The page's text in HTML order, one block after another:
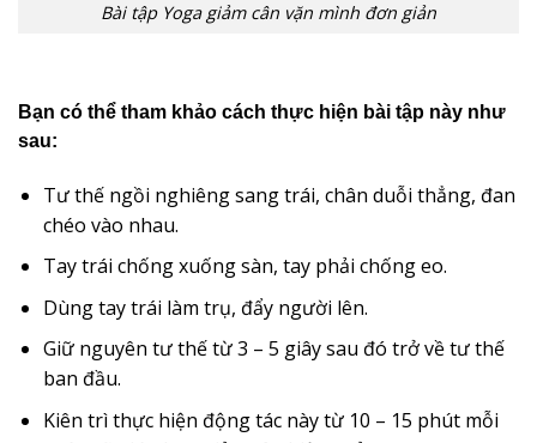
Bài tập Yoga giảm cân vặn mình đơn giản
Bạn có thể tham khảo cách thực hiện bài tập này như
sau:
Tư thế ngồi nghiêng sang trái, chân duỗi thẳng, đan
chéo vào nhau.
Tay trái chống xuống sàn, tay phải chống eo.
Dùng tay trái làm trụ, đẩy người lên.
Giữ nguyên tư thế từ 3 – 5 giây sau đó trở về tư thế
ban đầu.
Kiên trì thực hiện động tác này từ 10 – 15 phút mỗi